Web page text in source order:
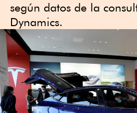
según datos de la
Dynamics.